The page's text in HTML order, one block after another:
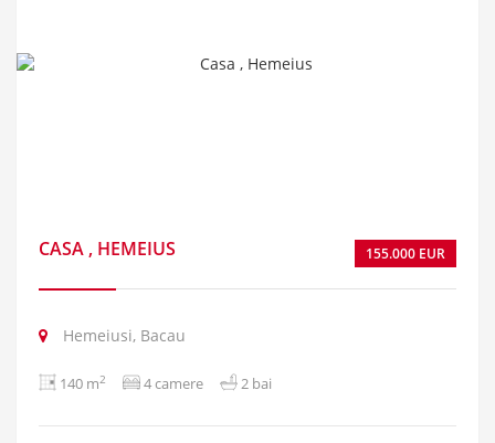
CASA , HEMEIUS 155.000 EUR
Hemeiusi, Bacau
140 m2 4 camere 2 bai